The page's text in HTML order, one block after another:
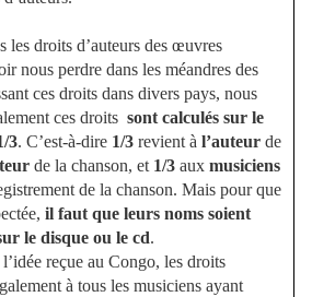
les droits d’auteurs des œuvres
nous perdre dans les méandres des
ces droits dans divers pays, nous
ces droits sont calculés sur le
3. C’est-à-dire 1/3revient à l’auteurde
de la chanson, et 1/3aux musiciens
de la chanson. Mais pour que
il faut que leurs noms soient
le disque ou le cd.
reçue au Congo, les droits
à tous les musiciens ayant